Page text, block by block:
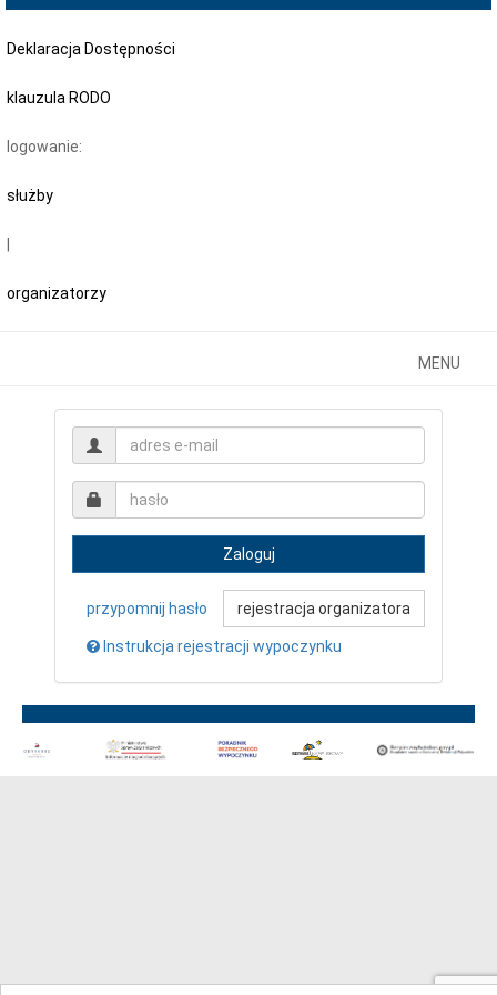
Deklaracja Dostępności
klauzula RODO
logowanie:
służby
|
organizatorzy
Toggle
MENU
Zaloguj
przypomnij hasło rejestracja organizatora
Instrukcja rejestracji wypoczynku